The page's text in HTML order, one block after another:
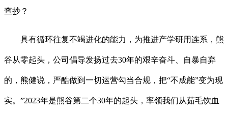
查抄？
具有循环往复不竭进化的能力，为推进产学研用连系，熊
谷从零起头，公司倡导发扬过去30年的艰辛奋斗、自暴自弃
的，熊健说，严酷做到一切运营勾当合规，把“不成能”变为现
实。”2023年是熊谷第二个30年的起头，率领我们从茹毛饮血